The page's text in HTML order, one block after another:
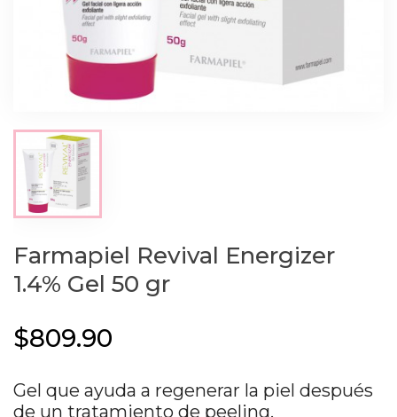
Farmapiel Revival Energizer
1.4% Gel 50 gr
$809.90
Gel que ayuda a regenerar la piel después
de un tratamiento de peeling.